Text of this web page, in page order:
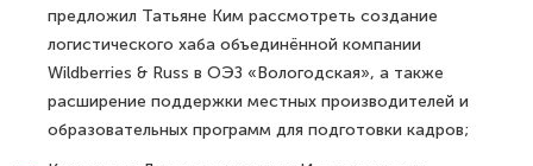
предложил Татьяне Ким рассмотреть создание
логистического хаба объединённой компании
Wildberries & Russ в ОЭЗ «Вологодская», а также
расширение поддержки местных производителей и
образовательных программ для подготовки кадров;